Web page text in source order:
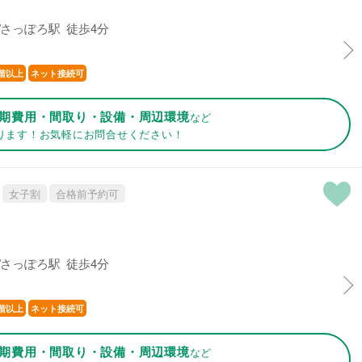
っぽろ駅 徒歩4分
以上 ネット接続可
費用・間取り・設備・周辺環境など
ます！お気軽にお問合せください！
女子割 合格前予約可
っぽろ駅 徒歩4分
以上 ネット接続可
費用・間取り・設備・周辺環境など